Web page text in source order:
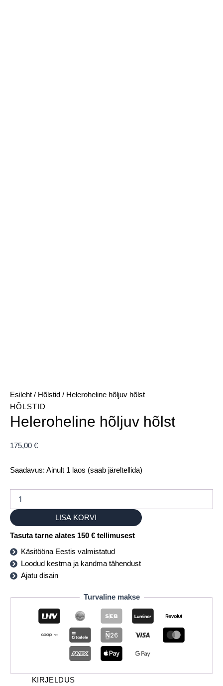
Esileht / Hõlstid / Heleroheline hõljuv hõlst
HÕLSTID
Heleroheline hõljuv hõlst
175,00 €
Saadavus: Ainult 1 laos (saab järeltellida)
LISA KORVI
Tasuta tarne alates 150 € tellimusest
Käsitööna Eestis valmistatud
Loodud kestma ja kandma tähendust
Ajatu disain
Turvaline makse
KIRJELDUS